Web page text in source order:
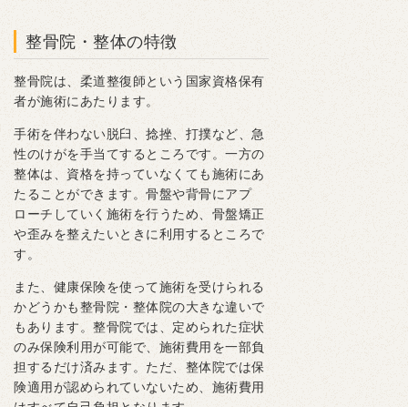
整骨院・整体の特徴
整骨院は、柔道整復師という国家資格保有
者が施術にあたります。
手術を伴わない脱臼、捻挫、打撲など、急
性のけがを手当てするところです。一方の
整体は、資格を持っていなくても施術にあ
たることができます。骨盤や背骨にアプ
ローチしていく施術を行うため、骨盤矯正
や歪みを整えたいときに利用するところで
す。
また、健康保険を使って施術を受けられる
かどうかも整骨院・整体院の大きな違いで
もあります。整骨院では、定められた症状
のみ保険利用が可能で、施術費用を一部負
担するだけ済みます。ただ、整体院では保
険適用が認められていないため、施術費用